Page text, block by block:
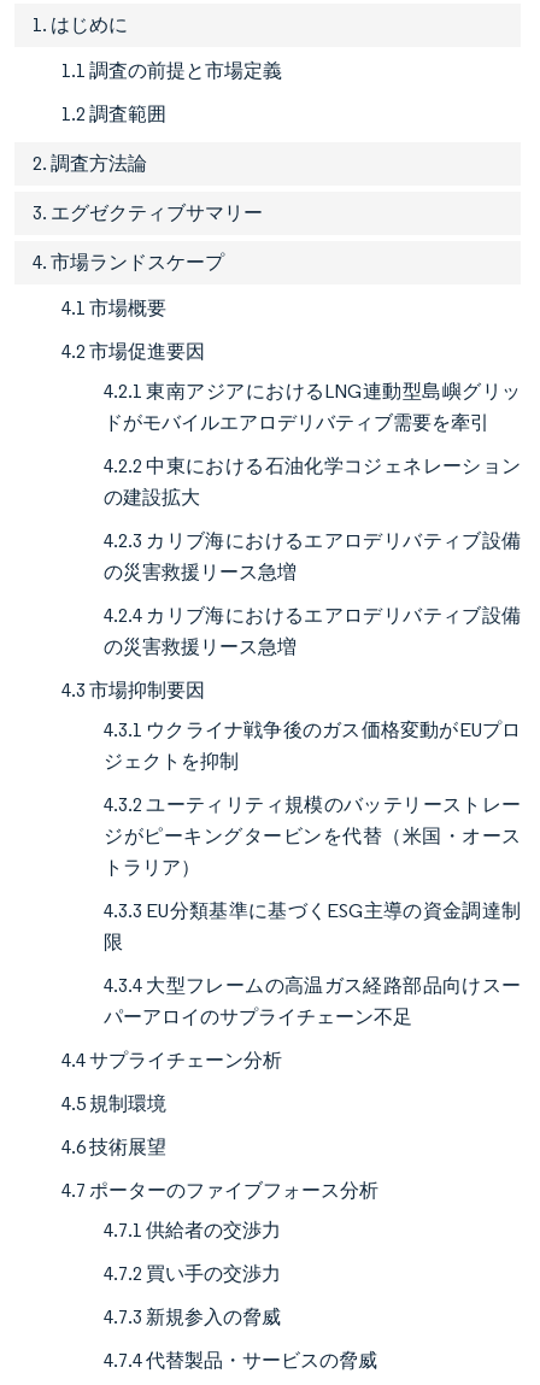
1. はじめに
1.1 調査の前提と市場定義
1.2 調査範囲
2. 調査方法論
3. エグゼクティブサマリー
4. 市場ランドスケープ
4.1 市場概要
4.2 市場促進要因
4.2.1 東南アジアにおけるLNG連動型島嶼グリッ
ドがモバイルエアロデリバティブ需要を牽引
4.2.2 中東における石油化学コジェネレーション
の建設拡大
4.2.3 カリブ海におけるエアロデリバティブ設備
の災害救援リース急増
4.2.4 カリブ海におけるエアロデリバティブ設備
の災害救援リース急増
4.3 市場抑制要因
4.3.1 ウクライナ戦争後のガス価格変動がEUプロ
ジェクトを抑制
4.3.2 ユーティリティ規模のバッテリーストレー
ジがピーキングタービンを代替（米国・オース
トラリア）
4.3.3 EU分類基準に基づくESG主導の資金調達制
限
4.3.4 大型フレームの高温ガス経路部品向けスー
パーアロイのサプライチェーン不足
4.4 サプライチェーン分析
4.5 規制環境
4.6 技術展望
4.7 ポーターのファイブフォース分析
4.7.1 供給者の交渉力
4.7.2 買い手の交渉力
4.7.3 新規参入の脅威
4.7.4 代替製品・サービスの脅威